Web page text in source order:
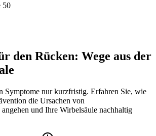
50
den Rücken: Wege aus der
Symptome nur kurzfristig. Erfahren Sie, wie
die Ursachen von
und Ihre Wirbelsäule nachhaltig